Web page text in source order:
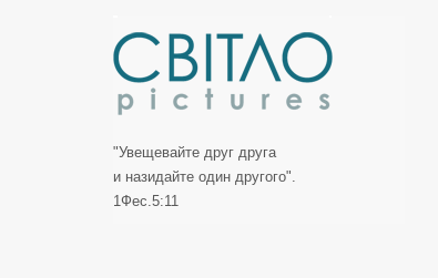
"Увещевайте друг друга
и назидайте один другого".
1Фес.5:11